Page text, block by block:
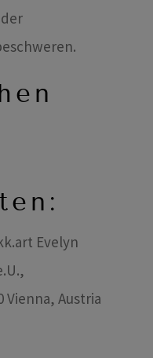
Evelyn
Vienna, Austria